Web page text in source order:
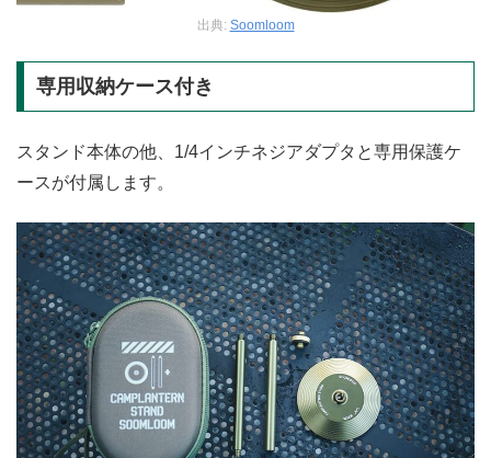
出典: Soomloom
専用収納ケース付き
スタンド本体の他、1/4インチネジアダプタと専用保護ケ
ースが付属します。